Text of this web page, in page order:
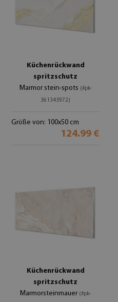
Küchenrückwand
spritzschutz
Marmor stein-spots (#pk-
361343972)
Größe von: 100x50 cm
124.99 €
Küchenrückwand
spritzschutz
Marmorsteinmauer (#pk-